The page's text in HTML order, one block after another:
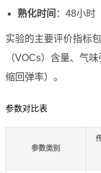
熟化时间 ：48小时
实验的主要评价指标
（VOCs）含量、气
缩回弹率）。
参数对比表
参数类别